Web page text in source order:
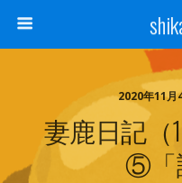
2020年11
妻鹿日記（
⑤「